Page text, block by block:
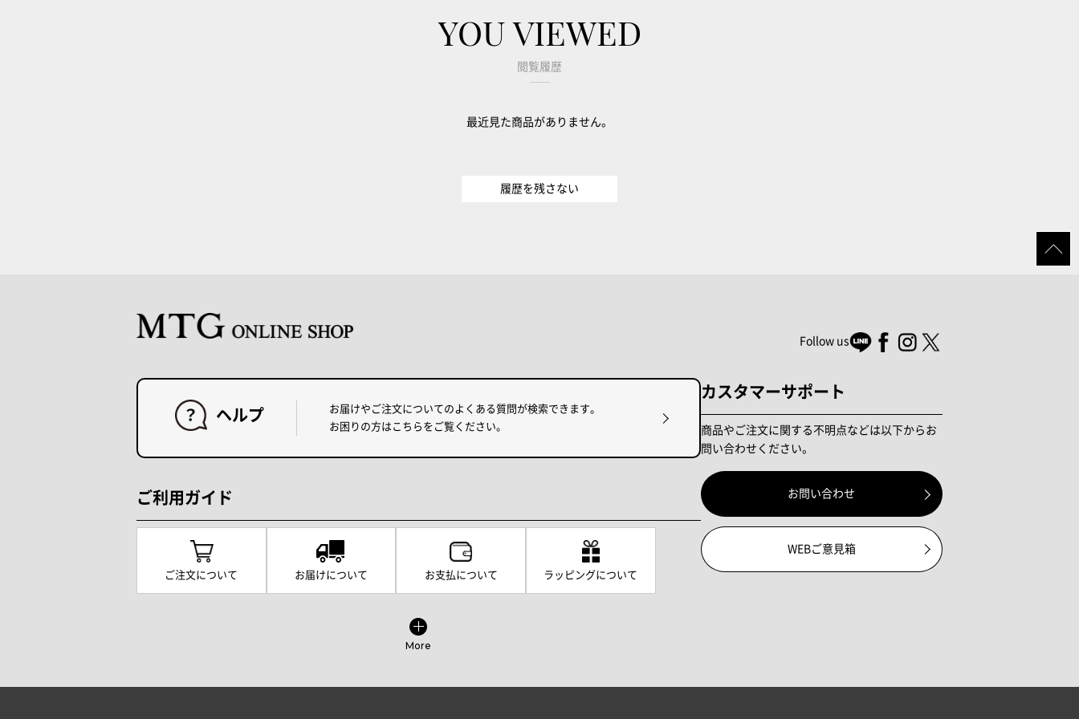
YOU VIEWED
閲覧履歴
最近見た商品がありません。
履歴を残さない
Follow us
ヘルプ
お届けやご注文についてのよくある質問が検索できます。
お困りの方はこちらをご覧ください。
ご利用ガイド
ご注文について お届けについて お支払について ラッピングについて
More
カスタマーサポート
商品やご注文に関する不明点などは以下からお
問い合わせください。
お問い合わせ
WEBご意見箱